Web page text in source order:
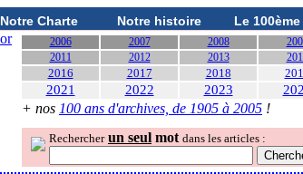
Notre Charte Notre histoire Le 100ème
2006 2007 2008
2011
2012 2013
2016 2017 2018
2021 2022 2023
+ nos 100 ans d'archives, de 1905 à 2005 !
Rechercher un seul mot dans les articles :